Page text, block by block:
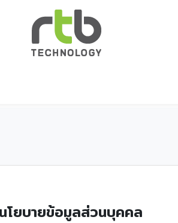
นโยบายข้อมูลส่วนบุคคล